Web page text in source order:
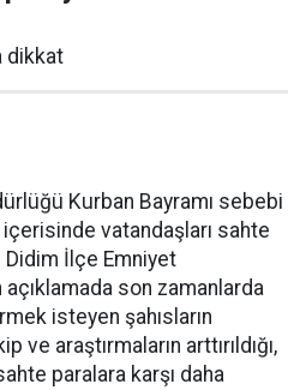
dikkat
Kurban Bayramı sebebi
vatandaşları sahte
Didim İlçe Emniyet
son zamanlarda
isteyen şahısların
ve araştırmaların arttırıldığı,
paralara karşı daha